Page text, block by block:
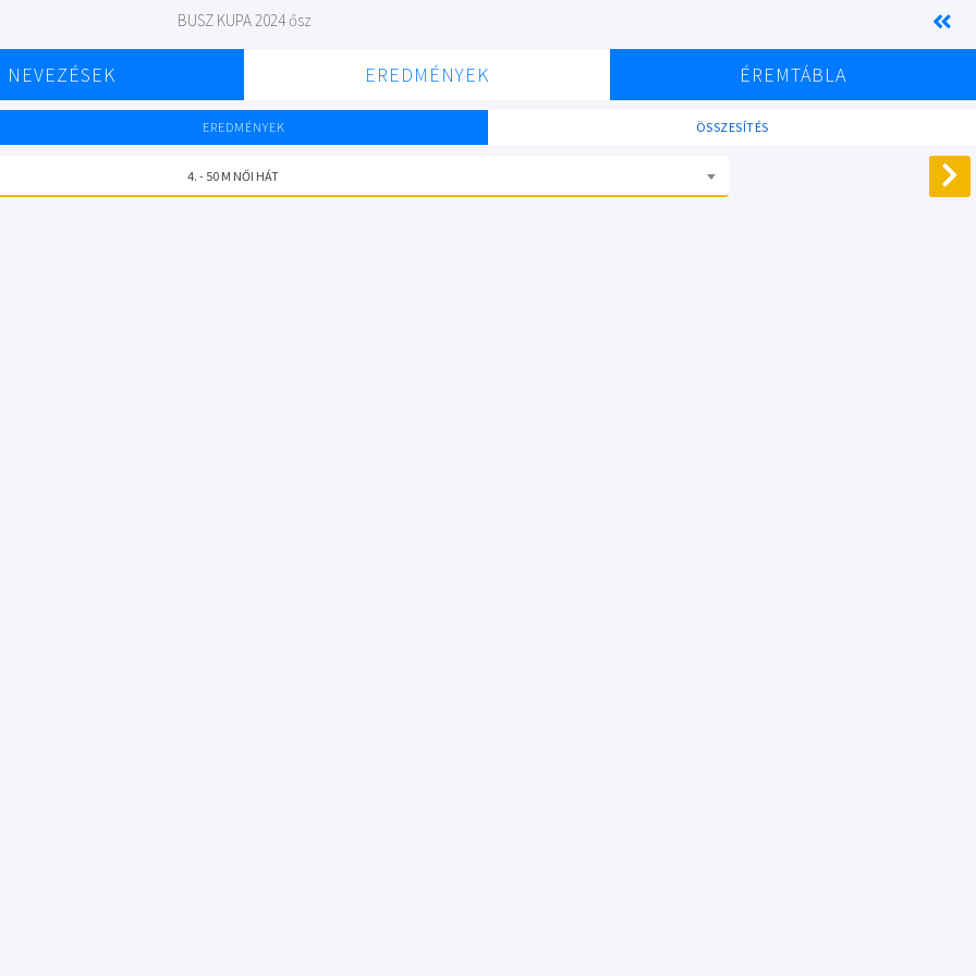
BUSZ KUPA 2024 ősz
NEVEZÉSEK EREDMÉNYEK ÉREMTÁBLA
EREDMÉNYEK ÖSSZESÍTÉS
4. - 50 M NŐI HÁT